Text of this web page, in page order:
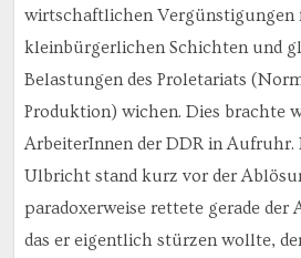
wirtschaftlichen Vergünstigungen
kleinbürgerlichen Schichten und
Belastungen des Proletariats
Produktion) wichen. Dies brachte
ArbeiterInnen der DDR in Aufruhr.
Ulbricht stand kurz vor der
paradoxerweise rettete gerade der
das er eigentlich stürzen wollte,